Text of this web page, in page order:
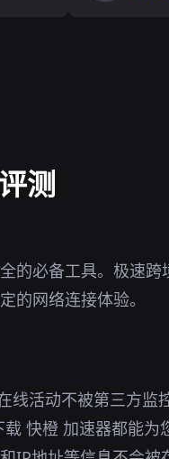
测
的必备工具。极速跨
的网络连接体验。
线活动不被第三方监
快橙 加速器都能为